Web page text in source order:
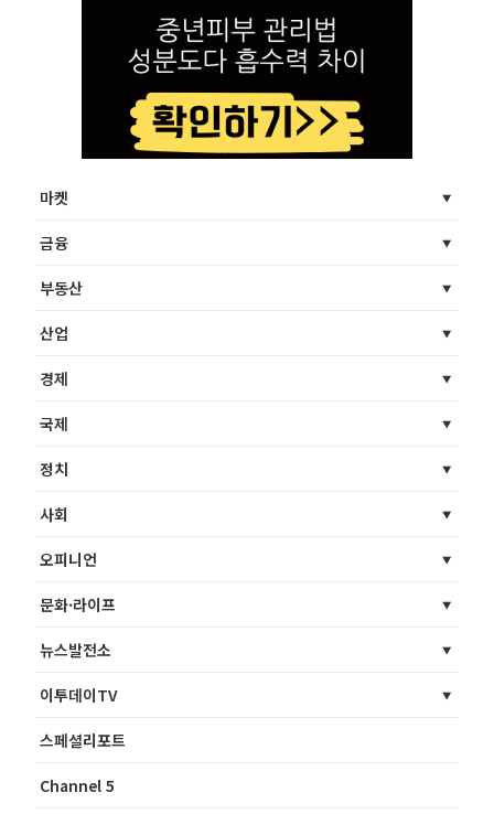
마켓
금융
부동산
산업
경제
국제
정치
사회
오피니언
문화·라이프
뉴스발전소
이투데이TV
스페셜리포트
Channel 5